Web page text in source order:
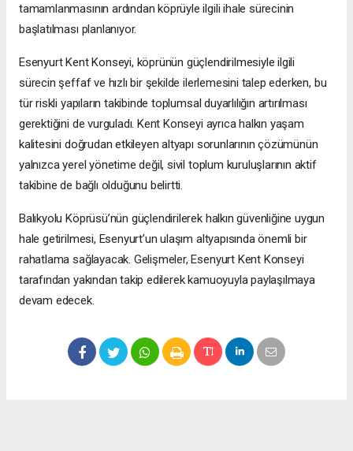
tamamlanmasının ardından köprüyle ilgili ihale sürecinin
başlatılması planlanıyor.
Esenyurt Kent Konseyi, köprünün güçlendirilmesiyle ilgili
sürecin şeffaf ve hızlı bir şekilde ilerlemesini talep ederken, bu
tür riskli yapıların takibinde toplumsal duyarlılığın artırılması
gerektiğini de vurguladı. Kent Konseyi ayrıca halkın yaşam
kalitesini doğrudan etkileyen altyapı sorunlarının çözümünün
yalnızca yerel yönetime değil, sivil toplum kuruluşlarının aktif
takibine de bağlı olduğunu belirtti.
Balıkyolu Köprüsü’nün güçlendirilerek halkın güvenliğine uygun
hale getirilmesi, Esenyurt’un ulaşım altyapısında önemli bir
rahatlama sağlayacak. Gelişmeler, Esenyurt Kent Konseyi
tarafından yakından takip edilerek kamuoyuyla paylaşılmaya
devam edecek.